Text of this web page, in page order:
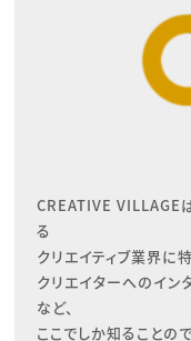
CREATIVE VILLAGE
る
クリエイティブ業界に
クリエイターへのイン
など、
ここでしか知ることの